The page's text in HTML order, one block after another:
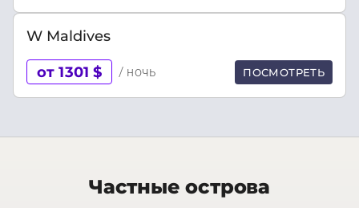
W Maldives
от 1301 $ / ночь ПОСМОТРЕТЬ
Частные острова